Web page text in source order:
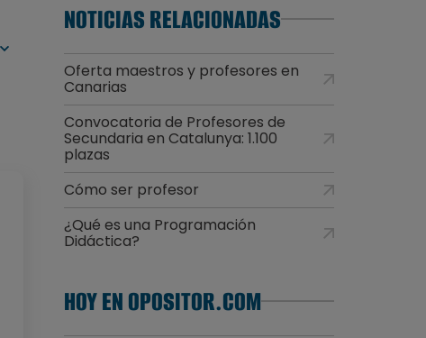
NOTICIAS RELACIONADAS
Oferta maestros y profesores en
Canarias
Convocatoria de Profesores de
Secundaria en Catalunya: 1.100
plazas
Cómo ser profesor
¿Qué es una Programación
Didáctica?
HOY EN OPOSITOR.COM